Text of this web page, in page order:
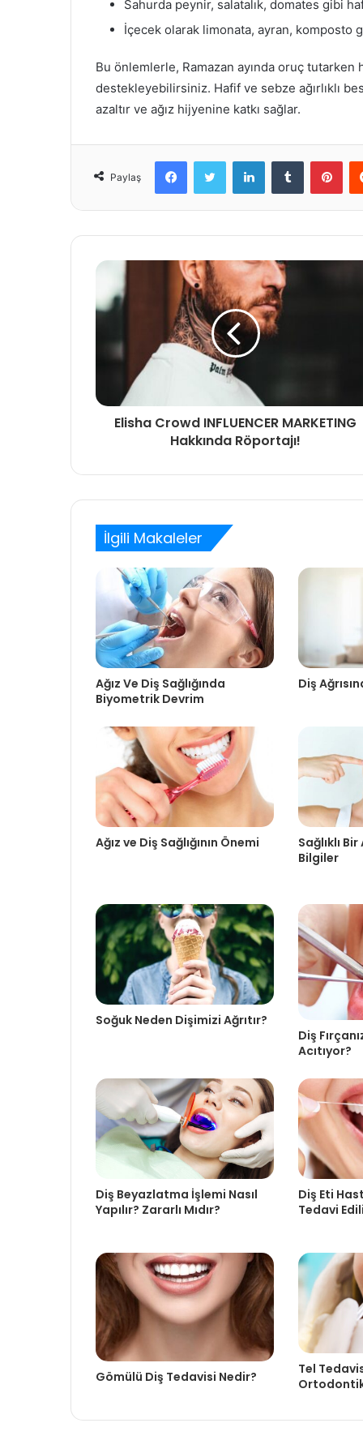
Sahurda peynir, salatalık, domates gibi
İçecek olarak limonata, ayran, komposto
Bu önlemlerle, Ramazan ayında oruç tutarken
destekleyebilirsiniz. Hafif ve sebze ağırlıklı
azaltır ve ağız hijyenine katkı sağlar.
Paylaş
FacebookTwitter LinkedInTumblr
Elisha Crowd INFLUENCER MARKETING
Hakkında Röportajı!
İlgili Makaleler
Ağız Ve Diş Sağlığında
Biyometrik Devrim
Diş
Ağız ve Diş Sağlığının Önemi
Sağlıklı
Bilgiler
Soğuk Neden Dişimizi Ağrıtır?
Diş
Acıtıyor?
Diş Beyazlatma İşlemi Nasıl
Yapılır? Zararlı Mıdır?
Diş Eti
Tedavi
Gömülü Diş Tedavisi Nedir?
Tel